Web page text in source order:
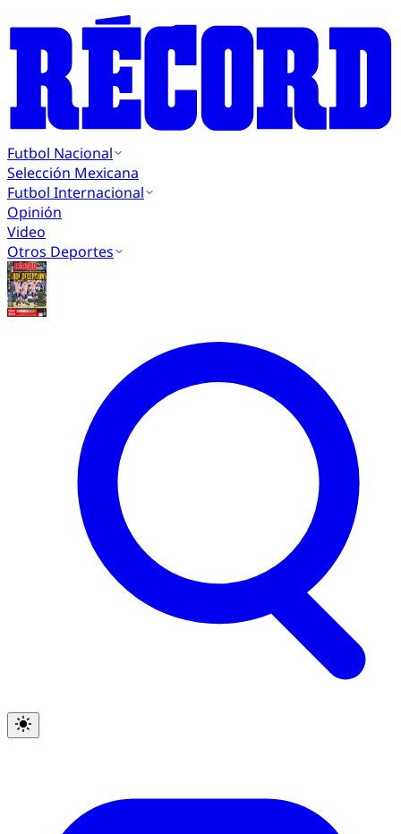
Futbol Nacional
Selección Mexicana
Futbol Internacional
Opinión
Video
Otros Deportes